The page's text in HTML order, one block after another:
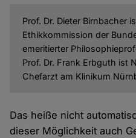
Prof. Dr. Dieter Birnbacher
Ethikkommission der
emeritierter
Prof. Dr. Frank Erbguth ist
Chefarzt am Klinikum
Das heiße nicht
dieser Möglichkeit auch